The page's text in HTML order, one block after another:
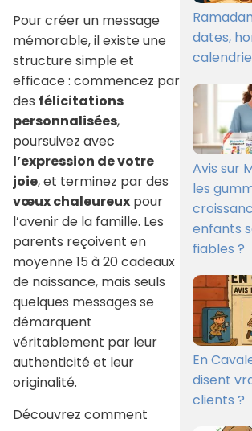
Pour créer un message
mémorable, il existe une
structure simple et
efficace : commencez par
des félicitations
personnalisées,
poursuivez avec
l’expression de votre
joie, et terminez par des
vœux chaleureux pour
l’avenir de la famille. Les
parents reçoivent en
moyenne 15 à 20 cadeaux
de naissance, mais seuls
quelques messages se
démarquent
véritablement par leur
authenticité et leur
originalité.
Découvrez comment
dates,
Avis sur
les
enfants
fiables ?
En
disent
clients ?